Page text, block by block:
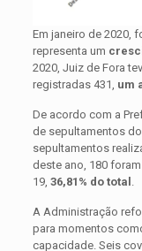
Em janeiro de 2020,
representa um
2020, Juiz de Fora
registradas 431, um
De acordo com a
de sepultamentos
sepultamentos
deste ano, 180
19, 36,81% do total
A Administração
para momentos
capacidade. Seis